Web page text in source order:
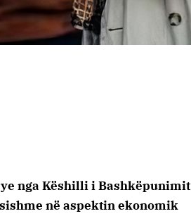
nga Këshilli i Bashkëpunimit
në aspektin ekonomik